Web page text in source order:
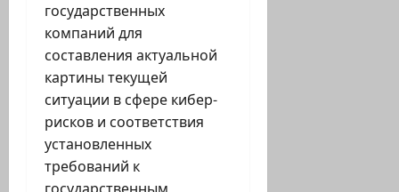
государственных
компаний для
составления актуальной
картины текущей
ситуации в сфере кибер-
рисков и соответствия
установленных
требований к